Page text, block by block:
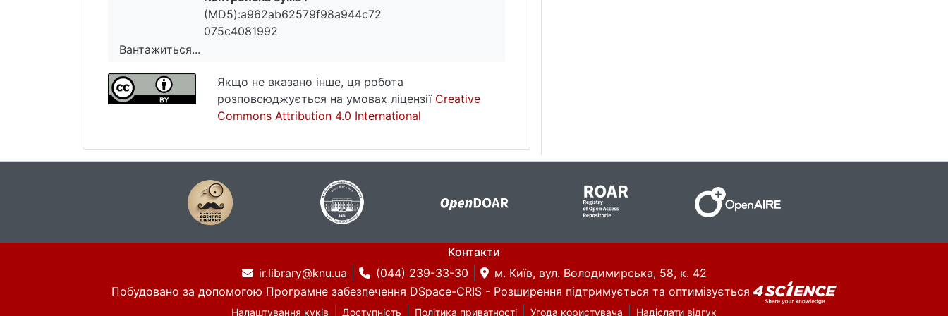
Вантажиться...
Вантажиться...
(MD5):a962ab62579f98a944c72
075c4081992
Якщо не вказано інше, ця робота
розповсюджується на умовах ліцензії Creative
Commons Attribution 4.0 International
Контакти
ir.library@knu.ua
(044) 239-33-30
м. Київ, вул. Володимирська, 58, к. 42
Побудовано за допомогою Програмне забезпечення DSpace-CRIS - Розширення підтримується та оптимізується
Налаштування куків Доступність Політика приватності Угода користувача Надіслати відгук